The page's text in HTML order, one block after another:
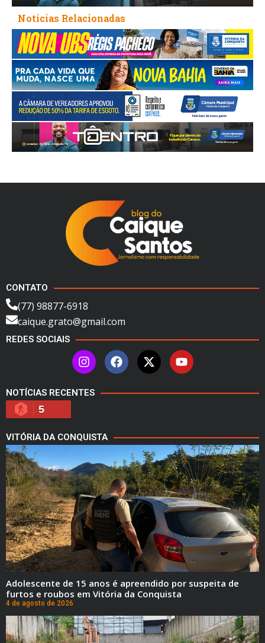
Noticias Relacionadas
CONTATO
(77) 98877-6918
caique.grato@gmail.com
REDES SOCIAIS
NOTÍCIAS RECENTES
5
VITÓRIA DA CONQUISTA
Adolescente de 15 anos é apreendido por suspeita de
furtos e roubos em Vitória da Conquista
4 de agosto de 2026